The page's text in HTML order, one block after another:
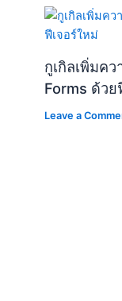
กูเกิลเพิ่มค
Forms ด้วย
Leave a